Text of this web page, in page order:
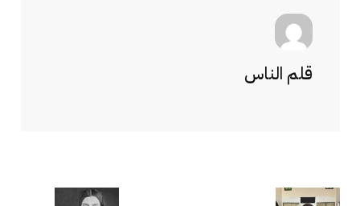
قلم الناس